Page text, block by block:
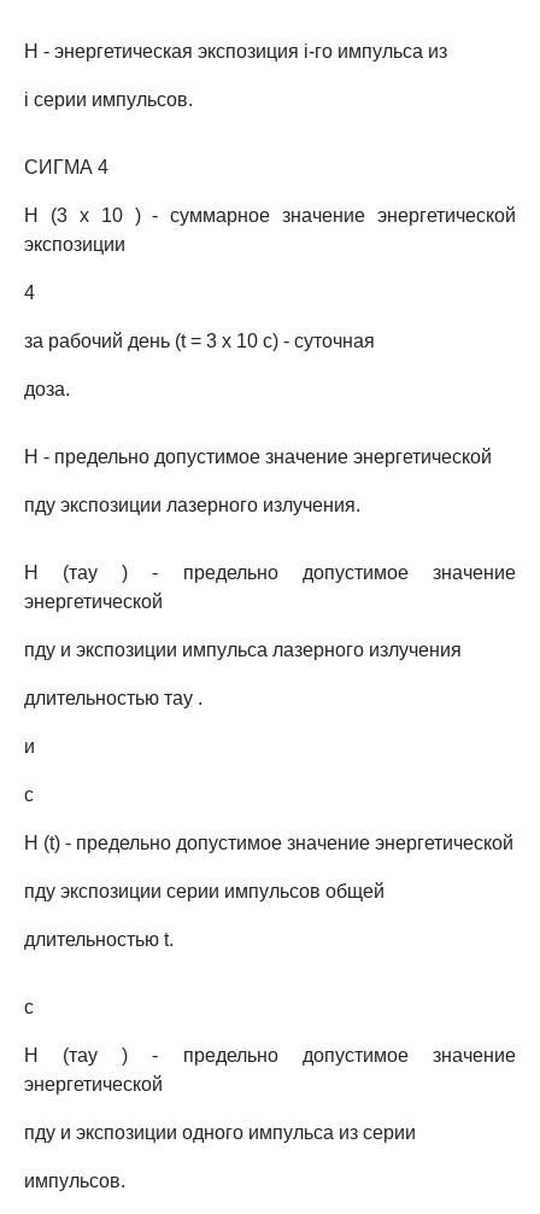
H - энергетическая экспозиция i-го импульса из
i серии импульсов.
СИГМА 4
H (3 x 10 ) - суммарное значение энергетической
экспозиции
4
за рабочий день (t = 3 x 10 с) - суточная
доза.
H - предельно допустимое значение энергетической
пду экспозиции лазерного излучения.
H (тау ) - предельно допустимое значение
энергетической
пду и экспозиции импульса лазерного излучения
длительностью тау .
и
c
H (t) - предельно допустимое значение энергетической
пду экспозиции серии импульсов общей
длительностью t.
c
H (тау ) - предельно допустимое значение
энергетической
пду и экспозиции одного импульса из серии
импульсов.